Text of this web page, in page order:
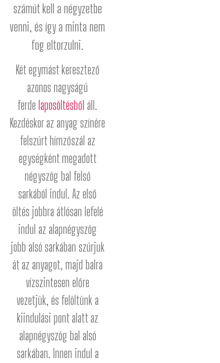
számút kell a négyzetbe
venni, és így a minta nem
fog eltorzulni.
Két egymást keresztező
azonos nagyságú
ferde laposöltésből áll.
Kezdéskor az anyag színére
felszúrt hímzőszál az
egységként megadott
négyszög bal felső
sarkából indul. Az első
öltés jobbra átlósan lefelé
indul az alapnégyszög
jobb alsó sarkában szúrjuk
át az anyagot, majd balra
vízszintesen előre
vezetjük, és felöltünk a
kiindulási pont alatt az
alapnégyszög bal alsó
sarkában. Innen indul a